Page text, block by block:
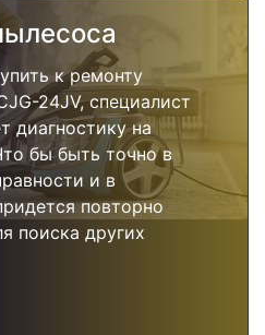
к ремонту
24JV, специалист
диагностику на
бы быть точно в
и в
повторно
поиска других